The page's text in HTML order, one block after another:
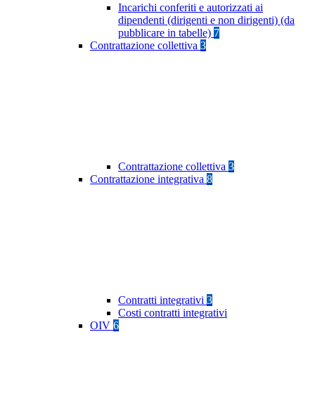
Incarichi conferiti e autorizzati ai
dipendenti (dirigenti e non dirigenti) (da
pubblicare in tabelle) 7
Contrattazione collettiva 3
Contrattazione collettiva 3
Contrattazione integrativa 8
Contratti integrativi 3
Costi contratti integrativi
OIV 6